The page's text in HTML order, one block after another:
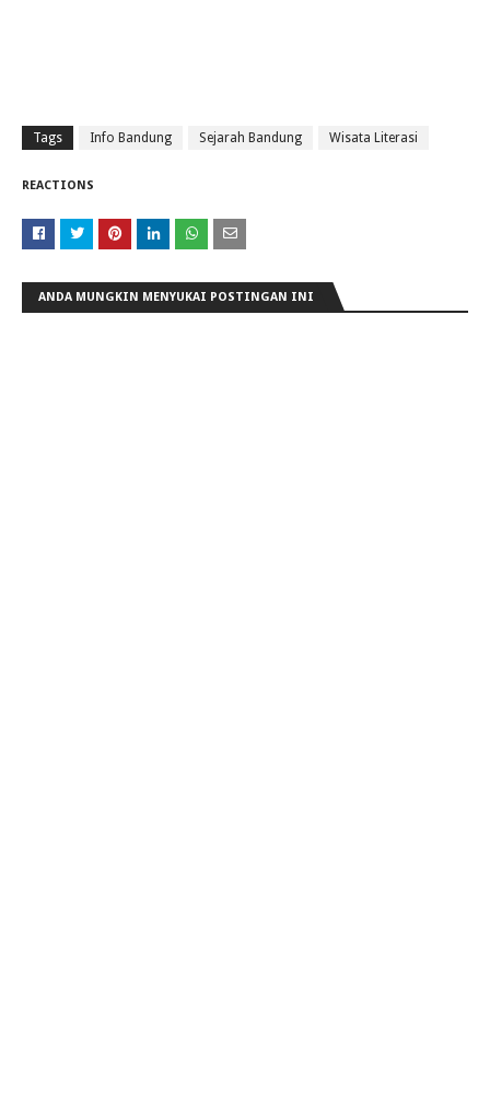
Tags Info Bandung Sejarah Bandung Wisata Literasi
REACTIONS
ANDA MUNGKIN MENYUKAI POSTINGAN INI